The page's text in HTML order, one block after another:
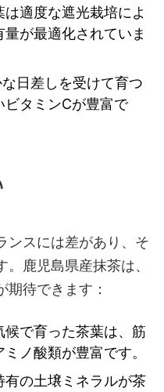
適度な遮光栽培によ
が最適化されていま
な日差しを受けて育つ
ビタミンCが豊富で
ンスには差があり、そ
鹿児島県産抹茶は、
待できます：
候で育った茶葉は、筋
ノ酸類が豊富です。
有の土壌ミネラルが茶